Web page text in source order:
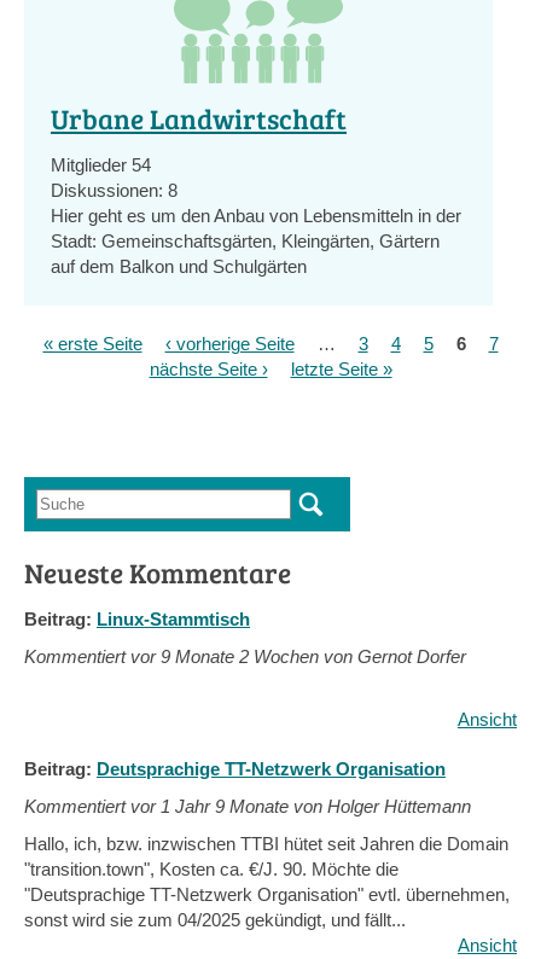
Urbane Landwirtschaft
Mitglieder 54
Diskussionen: 8
Hier geht es um den Anbau von Lebensmitteln in der
Stadt: Gemeinschaftsgärten, Kleingärten, Gärtern
auf dem Balkon und Schulgärten
Seiten
« erste Seite ‹ vorherige Seite 3 4 5 6
7
nächste Seite ›
letzte Seite »
Suchformular
Suche
Neueste Kommentare
Beitrag: Linux-Stammtisch
Kommentiert vor9 Monate 2 Wochen von Gernot Dorfer
Ansicht
Beitrag: Deutsprachige TT-Netzwerk Organisation
Kommentiert vor 1 Jahr 9 Monate von Holger Hüttemann
Hallo, ich, bzw. inzwischen TTBI hütet seit Jahren die Domain
"transition.town", Kosten ca. €/J. 90. Möchte die
"Deutsprachige TT-Netzwerk Organisation" evtl. übernehmen,
sonst wird sie zum 04/2025 gekündigt, und fällt...
Ansicht